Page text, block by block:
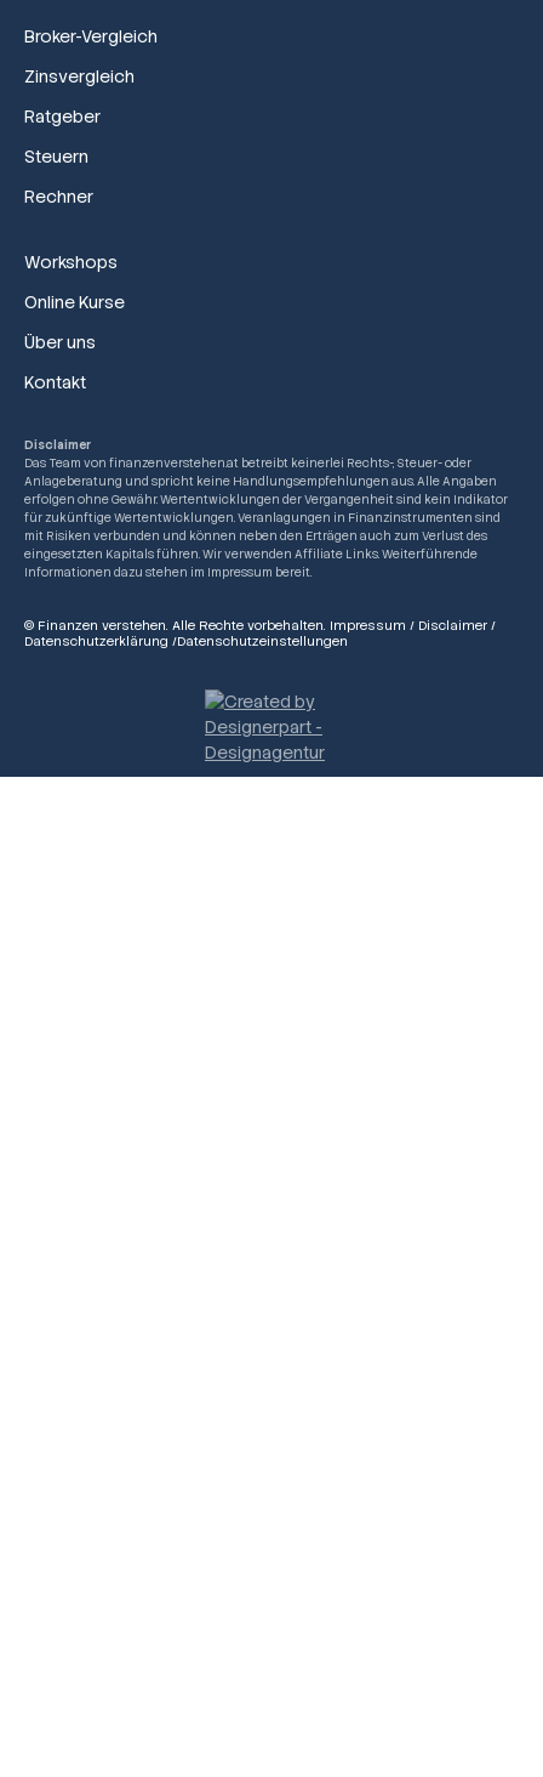
Broker-Vergleich
Zinsvergleich
Ratgeber
Steuern
Rechner
Workshops
Online Kurse
Über uns
Kontakt
Disclaimer
Das Team von finanzenverstehen.at betreibt keinerlei Rechts-, Steuer- oder
Anlageberatung und spricht keine Handlungsempfehlungen aus. Alle Angaben
erfolgen ohne Gewähr. Wertentwicklungen der Vergangenheit sind kein Indikator
für zukünftige Wertentwicklungen. Veranlagungen in Finanzinstrumenten sind
mit Risiken verbunden und können neben den Erträgen auch zum Verlust des
eingesetzten Kapitals führen. Wir verwenden Affiliate Links. Weiterführende
Informationen dazu stehen im Impressum bereit.
© Finanzen verstehen. Alle Rechte vorbehalten. Impressum / Disclaimer /
Datenschutzerklärung /Datenschutzeinstellungen